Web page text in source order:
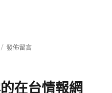
父親心中永遠遺憾〉
在
未
發佈留言
在台情報網